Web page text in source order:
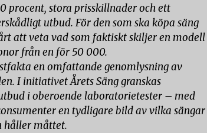
procent, stora prisskillnader och ett
utbud. För den som ska köpa säng
att veta vad som faktiskt skiljer en modell
från en för 50 000.
en omfattande genomlysning av
I initiativet Årets Säng granskas
i oberoende laboratorietester – med
en tydligare bild av vilka sängar
håller måttet.